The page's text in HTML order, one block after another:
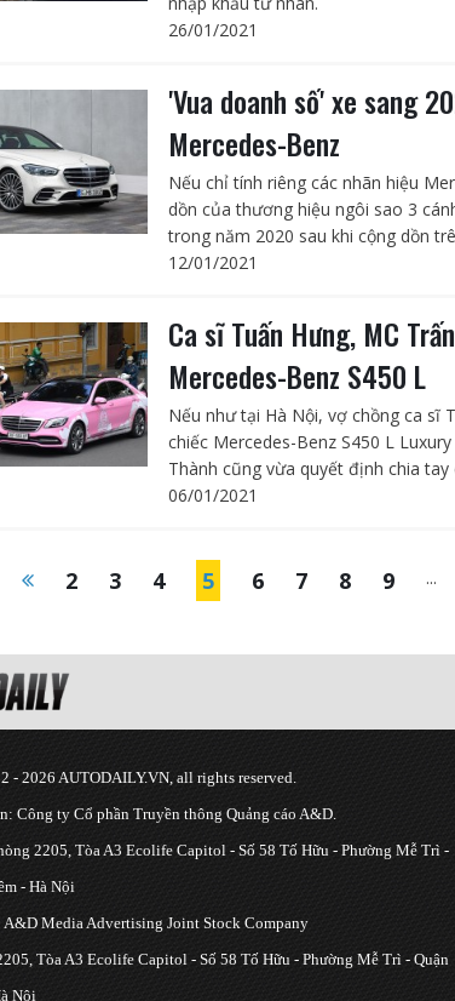
26/01/2021
'Vua doanh số' xe sang
Mercedes-Benz
Nếu chỉ tính riêng các nhãn hiệu
dồn của thương hiệu ngôi sao 3
trong năm 2020 sau khi cộng dồn
12/01/2021
Ca sĩ Tuấn Hưng, MC
Mercedes-Benz S450 L
Nếu như tại Hà Nội, vợ chồng ca sĩ
chiếc Mercedes-Benz S450 L
Thành cũng vừa quyết định chia tay
06/01/2021
2 3 4 5 6 7 8 9 ...
- 2026 AUTODAILY.VN, all rights reserved.
Công ty Cổ phần Truyền thông Quảng cáo A&D.
2205, Tòa A3 Ecolife Capitol - Số 58 Tố Hữu - Phường Mễ Trì -
- Hà Nội
Media Advertising Joint Stock Company
Tòa A3 Ecolife Capitol - Số 58 Tố Hữu - Phường Mễ Trì - Quận
Nội